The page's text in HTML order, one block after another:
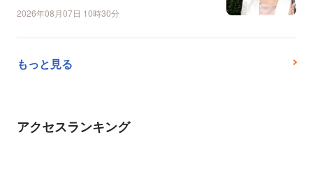
2026年08月07日 10時30分
もっと見る
アクセスランキング